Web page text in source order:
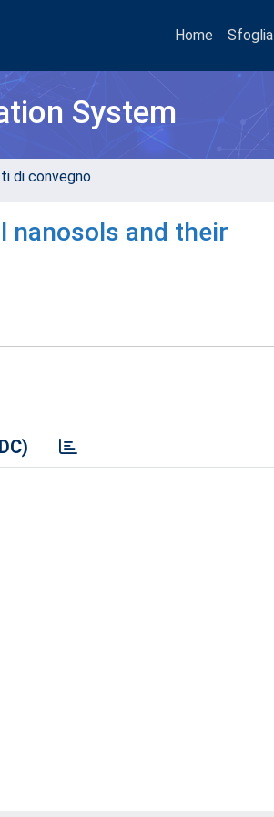
Home Sfoglia
System
di convegno
nanosols and their